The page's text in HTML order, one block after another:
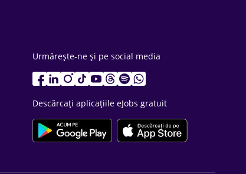
Urmărește-ne și pe social media
Descărcați aplicațiile eJobs gratuit